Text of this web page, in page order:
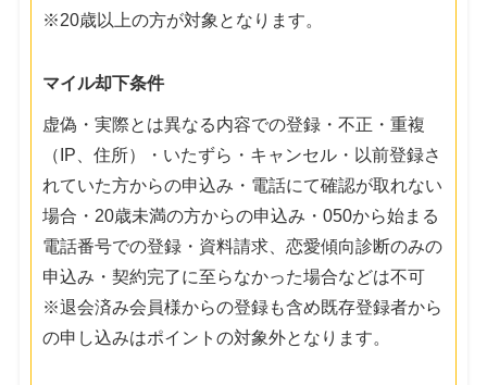
※20歳以上の方が対象となります。
マイル却下条件
虚偽・実際とは異なる内容での登録・不正・重複
（IP、住所）・いたずら・キャンセル・以前登録さ
れていた方からの申込み・電話にて確認が取れない
場合・20歳未満の方からの申込み・050から始まる
電話番号での登録・資料請求、恋愛傾向診断のみの
申込み・契約完了に至らなかった場合などは不可
※退会済み会員様からの登録も含め既存登録者から
の申し込みはポイントの対象外となります。